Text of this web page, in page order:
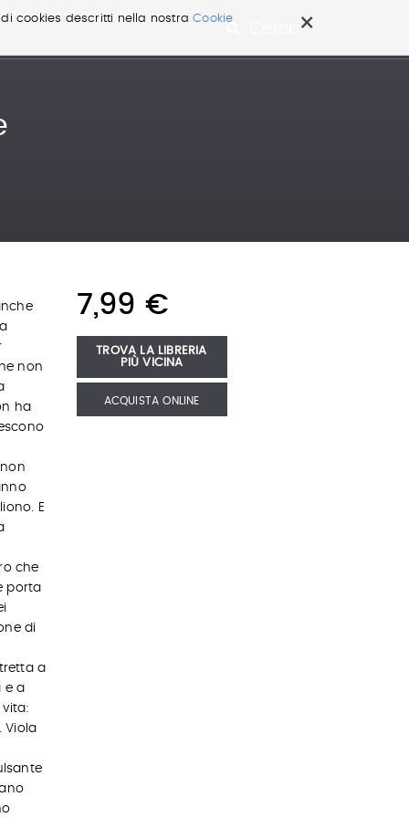
×
di cookies descritti nella nostraCookie
Cerca ...
non
ha
E
che
porta
di
a
e a
Viola
7,99 €
TROVA LA LIBRERIA
PIÙ VICINA
ACQUISTA ONLINE